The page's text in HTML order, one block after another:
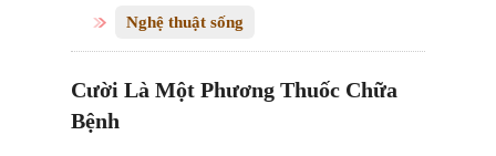
Nghệ thuật sống
Cười Là Một Phương Thuốc Chữa
Bệnh